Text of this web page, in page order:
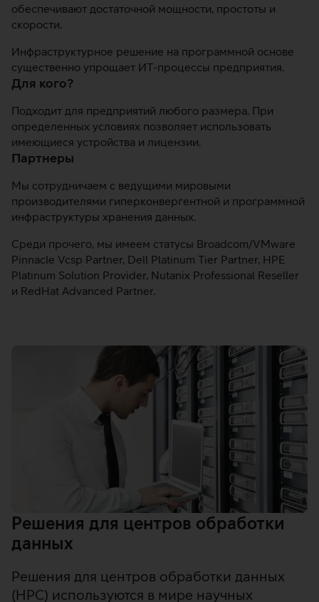
обеспечивают достаточной мощности, простоты и
скорости.
Инфраструктурное решение на программной основе
существенно упрощает ИТ-процессы предприятия.
Для кого?
Подходит для предприятий любого размера. При
определенных условиях позволяет использовать
имеющиеся устройства и лицензии.
Партнеры
Мы сотрудничаем с ведущими мировыми
производителями гиперконвергентной и программной
инфраструктуры хранения данных.
Среди прочего, мы имеем статусы Broadcom/VMware
Pinnacle Vcsp Partner, Dell Platinum Tier Partner, HPE
Platinum Solution Provider, Nutanix Professional Reseller
и RedHat Advanced Partner.
Решения для центров обработки
данных
Решения для центров обработки данных
(HPC) используются в мире научных